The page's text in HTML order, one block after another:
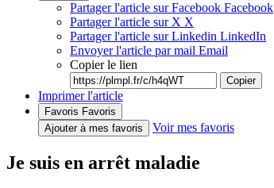
Partager l'article sur Facebook Facebook
Partager l'article sur X X
Partager l'article sur Linkedin LinkedIn
Envoyer l'article par mail Email
Copier le lien
Copier
Imprimer l'article
Favoris Favoris
Ajouter à mes favoris
Voir mes favoris
Je suis en arrêt maladie